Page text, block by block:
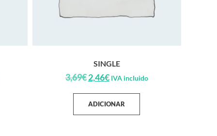
SINGLE
3,69€2,46€ IVA incluido
ADICIONAR